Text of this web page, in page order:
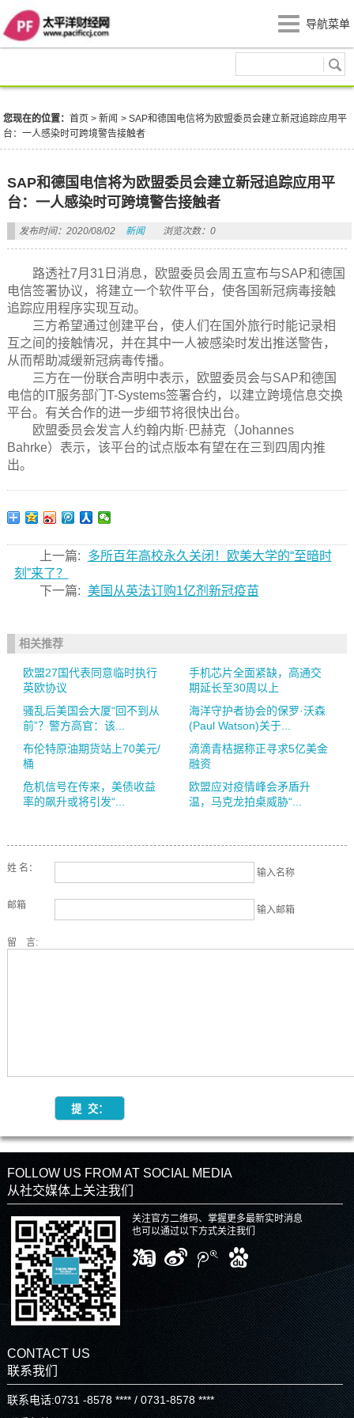
导航菜单
您现在的位置：首页 >新闻 >SAP和德国电信将为欧盟委员会建立新冠追踪应用平
台：一人感染时可跨境警告接触者
SAP和德国电信将为欧盟委员会建立新冠追踪应用平
台：一人感染时可跨境警告接触者
发布时间：2020/08/02 新闻 浏览次数：0
路透社7月31日消息，欧盟委员会周五宣布与SAP和德国
电信签署协议，将建立一个软件平台，使各国新冠病毒接触
追踪应用程序实现互动。
三方希望通过创建平台，使人们在国外旅行时能记录相
互之间的接触情况，并在其中一人被感染时发出推送警告，
从而帮助减缓新冠病毒传播。
三方在一份联合声明中表示，欧盟委员会与SAP和德国
电信的IT服务部门T-Systems签署合约，以建立跨境信息交换
平台。有关合作的进一步细节将很快出台。
欧盟委员会发言人约翰内斯·巴赫克（Johannes
Bahrke）表示，该平台的试点版本有望在在三到四周内推
出。
上一篇:
多所百年高校永久关闭！欧美大学的“至暗时
刻”来了？
下一篇: 美国从英法订购1亿剂新冠疫苗
相关推荐
欧盟27国代表同意临时执行
英欧协议
手机芯片全面紧缺，高通交
期延长至30周以上
骚乱后美国会大厦“回不到从
前”？警方高官：该...
海洋守护者协会的保罗·沃森
(Paul Watson)关于...
布伦特原油期货站上70美元/
桶
滴滴青桔据称正寻求5亿美金
融资
危机信号在传来，美债收益
率的飙升或将引发“...
欧盟应对疫情峰会矛盾升
温，马克龙拍桌威胁“...
姓 名： 输入名称
邮箱 输入邮箱
留 言:
FOLLOW US FROM AT SOCIAL MEDIA
从社交媒体上关注我们
关注官方二维码、掌握更多最新实时消息
也可以通过以下方式关注我们
CONTACT US
联系我们
联系电话:0731 -8578 **** / 0731-8578 ****